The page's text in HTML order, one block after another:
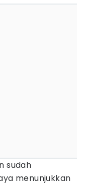
sudah
menunjukkan